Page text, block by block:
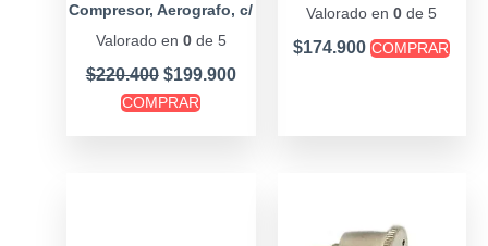
Compresor, Aerografo, c/
Valorado en 0de 5
$220.400 $199.900
COMPRAR
Valorado en0 de 5
$174.900 COMPRAR